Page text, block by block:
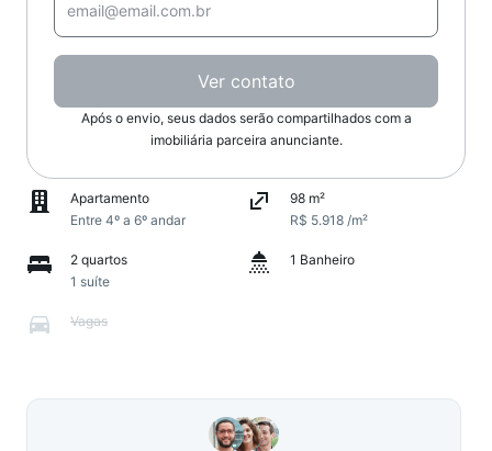
Ver contato
Após o envio, seus dados serão compartilhados com a
imobiliária parceira anunciante.
Apartamento
Entre 4º a 6º andar
98 m²
R$ 5.918 /m²
2 quartos
1 suíte
1 Banheiro
Vagas